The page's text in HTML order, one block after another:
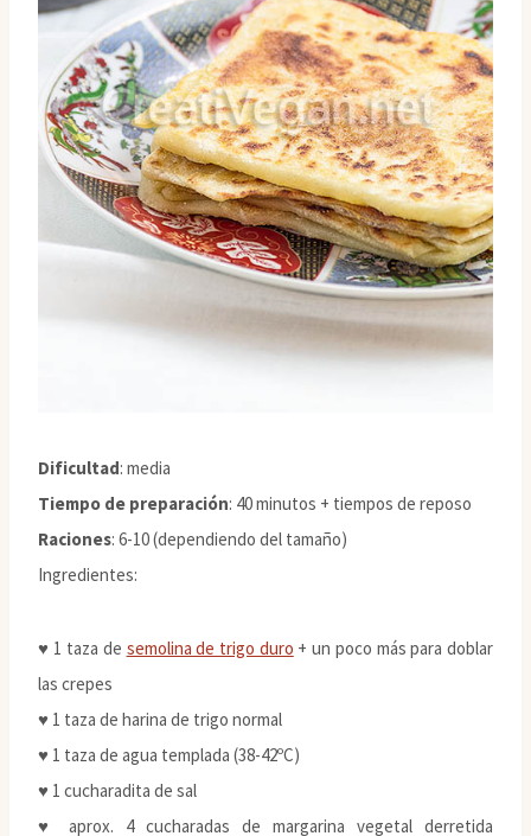
Dificultad: media
Tiempo de preparación: 40 minutos + tiempos de reposo
Raciones: 6-10 (dependiendo del tamaño)
Ingredientes:
♥ 1 taza de semolina de trigo duro + un poco más para doblar
las crepes
♥ 1 taza de harina de trigo normal
♥ 1 taza de agua templada (38-42ºC)
♥ 1 cucharadita de sal
♥ aprox. 4 cucharadas de margarina vegetal derretida